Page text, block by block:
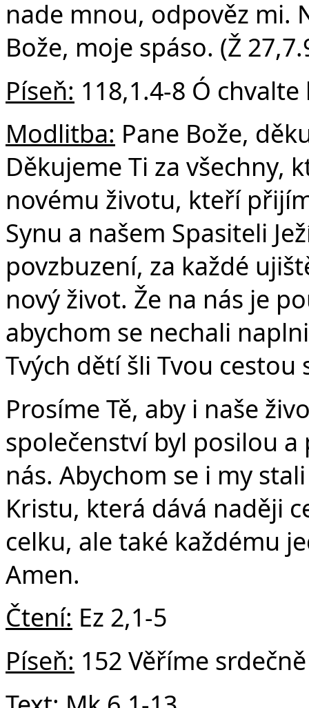
nade mnou, odpověz mi.
Bože, moje spáso. (Ž
Píseň: 118,1.4-8 Ó
Modlitba: Pane Bože,
Děkujeme Ti za všechny,
novému životu, kteří
Synu a našem Spasiteli
povzbuzení, za každé
nový život. Že na nás je
abychom se nechali
Tvých dětí šli Tvou
Prosíme Tě, aby i naše
společenství byl posilou
nás. Abychom se i my
Kristu, která dává naději
celku, ale také každému
Amen.
Čtení: Ez 2,1-5
Píseň: 152 Věříme